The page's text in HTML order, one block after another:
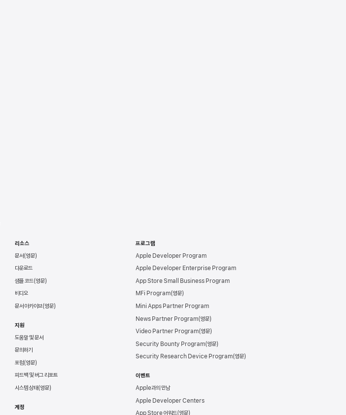
리소스
문서
다운로드
샘플 코드
비디오
문서 아카이브
지원
도움말 및 문서
문의하기
포럼
피드백 및 버그 리포트
시스템 상태
계정
프로그램
Apple Developer Program
Apple Developer Enterprise Program
App Store Small Business Program
MFi Program
Mini Apps Partner Program
News Partner Program
Video Partner Program
Security Bounty Program
Security Research Device Program
이벤트
Apple과의 만남
Apple Developer Centers
App Store 어워드